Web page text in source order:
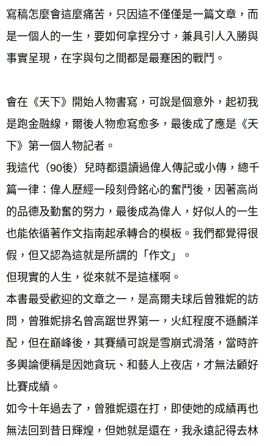
寫稿怎麼會這麼痛苦，只因這不僅僅是一篇文章，而
是一個人的一生，要如何拿捏分寸，兼具引人入勝與
事實呈現，在字與句之間都是最蹇困的戰鬥。
會在《天下》開始人物書寫，可說是個意外，起初我
是跑金融線，爾後人物愈寫愈多，最後成了應是《天
下》第一個人物記者。
我這代（90後）兒時都還讀過偉人傳記或小傳，總千
篇一律：偉人歷經一段刻骨銘心的奮鬥後，因著高尚
的品德及勤奮的努力，最後成為偉人，好似人的一生
也能依循著作文指南起承轉合的模板。我們都覺得很
假，但又認為這就是所謂的「作文」。
但現實的人生，從來就不是這樣啊。
本書最受歡迎的文章之一，是高爾夫球后曾雅妮的訪
問，曾雅妮排名曾高踞世界第一，火紅程度不遜麟洋
配，但在巔峰後，其賽績可說是雪崩式滑落，當時許
多輿論便稱是因她貪玩、和藝人上夜店，才無法顧好
比賽成績。
如今十年過去了，曾雅妮還在打，即使她的成績再也
無法回到昔日輝煌，但她就是還在，我永遠記得去林